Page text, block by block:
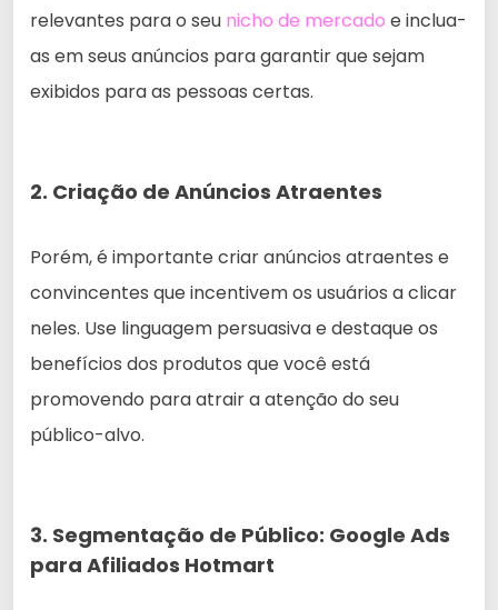
relevantes para o seu nicho de mercado e inclua-
as em seus anúncios para garantir que sejam
exibidos para as pessoas certas.
2. Criação de Anúncios Atraentes
Porém, é importante criar anúncios atraentes e
convincentes que incentivem os usuários a clicar
neles. Use linguagem persuasiva e destaque os
benefícios dos produtos que você está
promovendo para atrair a atenção do seu
público-alvo.
3. Segmentação de Público: Google Ads
para Afiliados Hotmart